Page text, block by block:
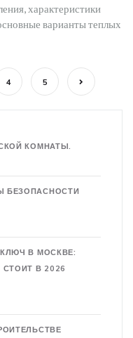
характеристики
варианты теплых
4 5
КОМНАТЫ.
БЕЗОПАСНОСТИ
В МОСКВЕ:
В 2026